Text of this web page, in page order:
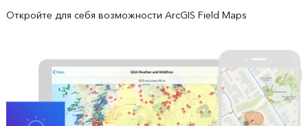
Откройте для себя возможности ArcGIS Field Maps